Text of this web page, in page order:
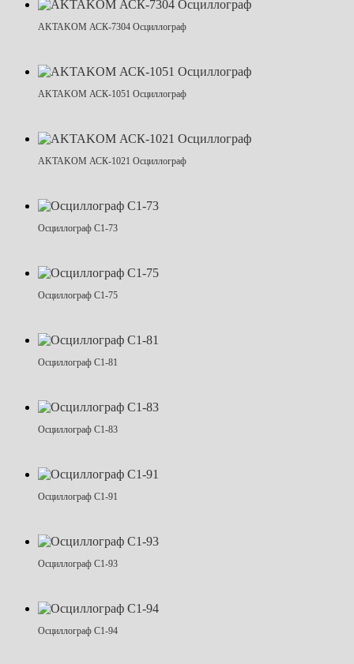
AKTAKOM АСК-7304 Осциллограф
AKTAKOM АСК-1051 Осциллограф
AKTAKOM АСК-1021 Осциллограф
Осциллограф С1-73
Осциллограф С1-75
Осциллограф С1-81
Осциллограф С1-83
Осциллограф С1-91
Осциллограф С1-93
Осциллограф С1-94